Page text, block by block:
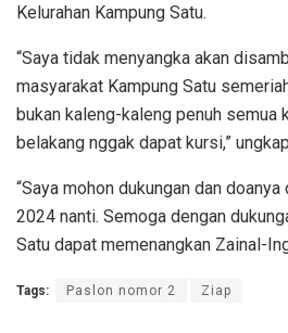
Kelurahan Kampung Satu.
“Saya tidak menyangka akan
masyarakat Kampung Satu
bukan kaleng-kaleng penuh semua
belakang nggak dapat kursi,”
“Saya mohon dukungan dan
2024 nanti. Semoga dengan
Satu dapat memenangkan Zainal-
Tags: Paslon nomor 2 Ziap